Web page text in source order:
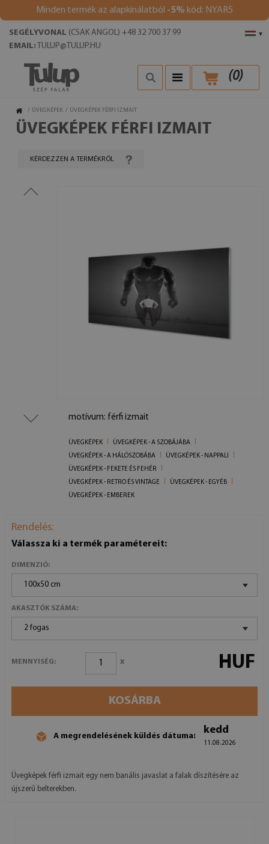
Minden termék az alapkínálatból -5% kód: NYAR5
▾
SEGÉLYVONAL (CSAK ANGOL) +48 32 700 37 99
EMAIL: TULUP@TULUP.HU
(0)
/ ÜVEGKÉPEK / ÜVEGKÉPEK FÉRFI IZMAIT
ÜVEGKÉPEK FÉRFI IZMAIT
KÉRDEZZEN A TERMÉKRŐL
motívum: férfi izmait
ÜVEGKÉPEK
ÜVEGKÉPEK - A SZOBÁJÁBA
ÜVEGKÉPEK - A HÁLÓSZOBÁBA
ÜVEGKÉPEK - NAPPALI
ÜVEGKÉPEK - FEKETE ÉS FEHÉR
ÜVEGKÉPEK - RETRO ÉS VINTAGE
ÜVEGKÉPEK - EGYÉB
ÜVEGKÉPEK - EMBEREK
Rendelés:
Válassza ki a termék paramétereit:
DIMENZIÓ:
100x50 cm
AKASZTÓK SZÁMA:
2 fogas
MENNYISÉG: x HUF
KOSÁRBA
A megrendelésének küldés dátuma:
kedd
11.08.2026
Üvegképek férfi izmait egy nem banális javaslat a falak díszítésére az
újszerű belterekben.